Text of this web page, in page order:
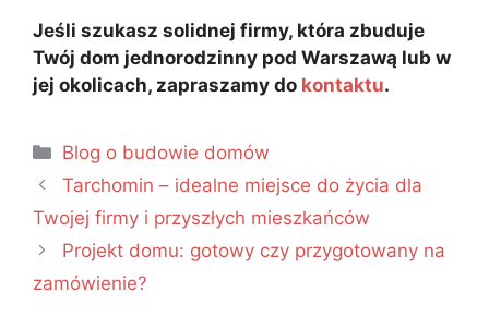
Jeśli szukasz solidnej firmy, która zbuduje
Twój dom jednorodzinny pod Warszawą lub w
jej okolicach, zapraszamy do kontaktu.
Blog o budowie domów
Tarchomin – idealne miejsce do życia dla
Twojej firmy i przyszłych mieszkańców
Projekt domu: gotowy czy przygotowany na
zamówienie?